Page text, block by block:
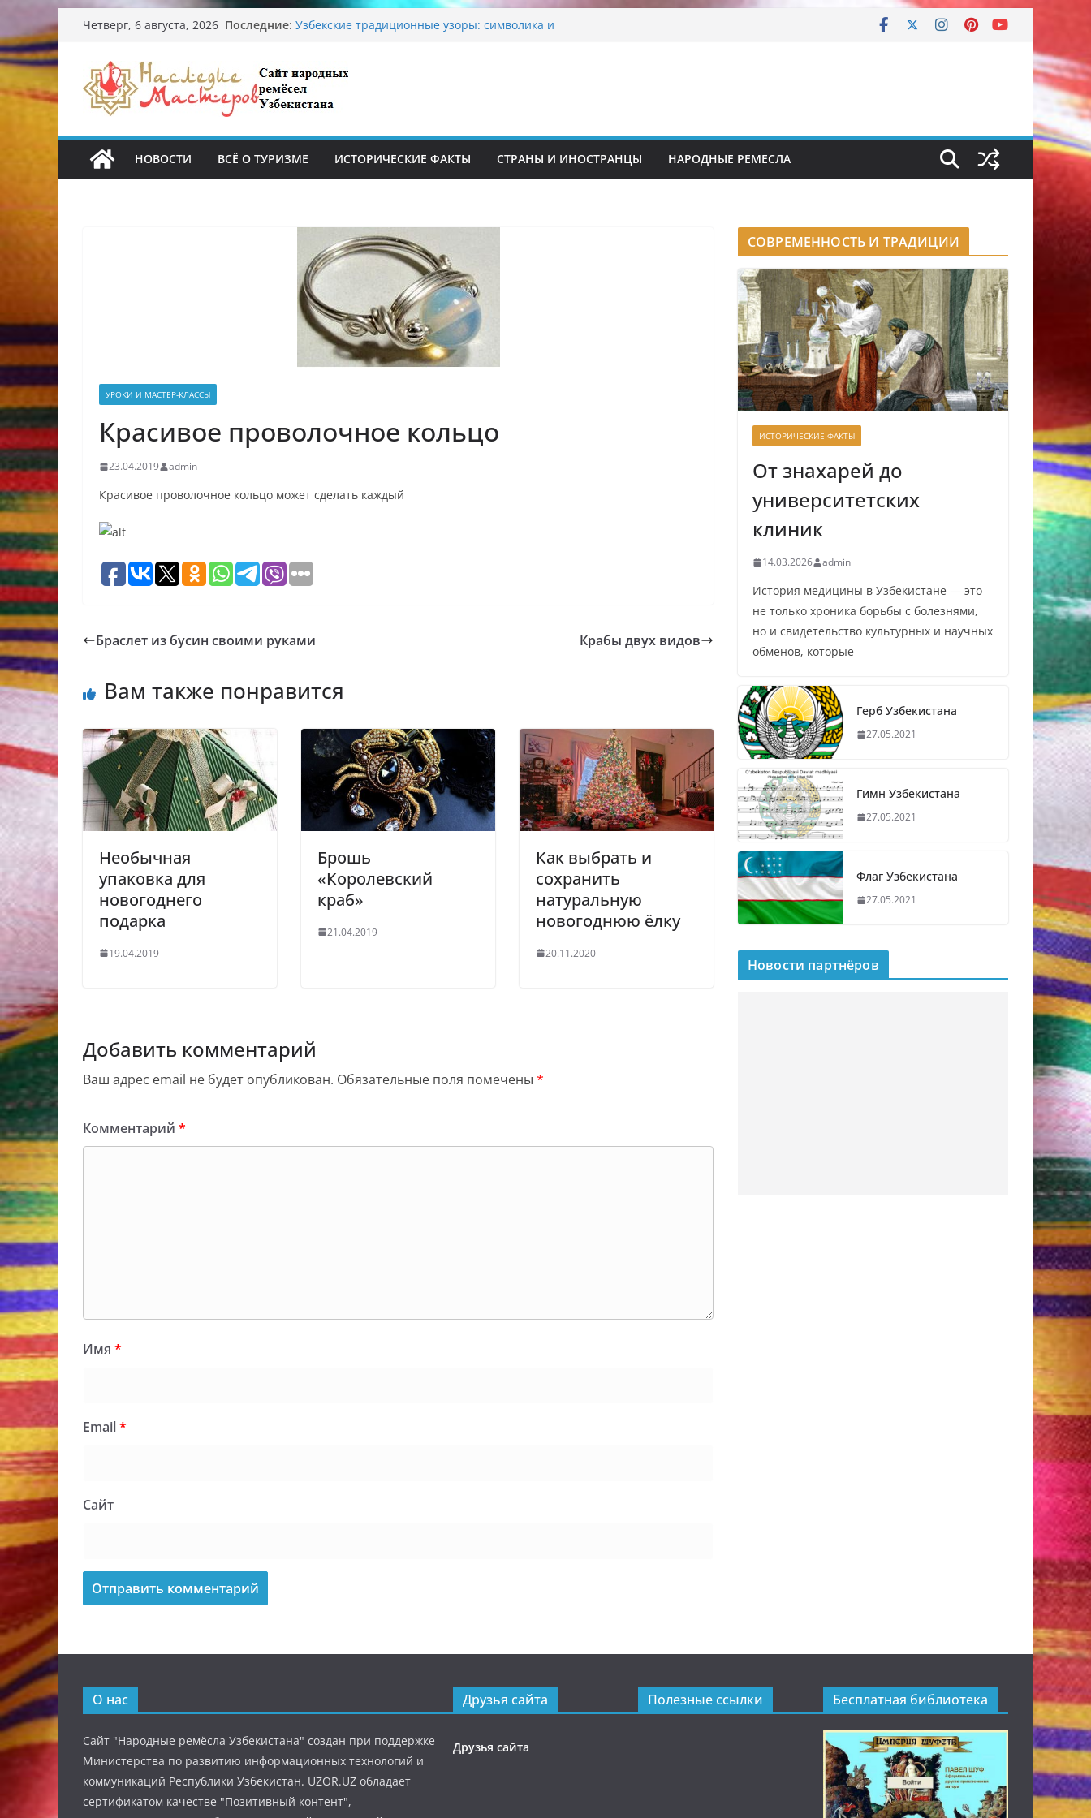
Перейти
к
содержимому
Четверг, 6 августа, 2026 Последние: Узбекские традиционные узоры: символика и
Опасная диета Алины Загитовой
От знахарей до университетских клиник
Обрушение на одном из ключевых перекрёстков
НОВОСТИ ВСЁ О ТУРИЗМЕ ИСТОРИЧЕСКИЕ ФАКТЫ СТРАНЫ И ИНОСТРАНЦЫ НАРОДНЫЕ РЕМЕСЛА
УРОКИ И МАСТЕР-КЛАССЫ
Красивое проволочное кольцо
23.04.2019 admin
Красивое проволочное кольцо может сделать каждый
Браслет из бусин своими руками Крабы двух видов
Вам также понравится
Необычная
упаковка для
новогоднего
подарка
19.04.2019
Брошь
«Королевский
краб»
21.04.2019
Как выбрать и
сохранить
натуральную
новогоднюю ёлку
20.11.2020
Добавить комментарий
Ваш адрес email не будет опубликован. Обязательные поля помечены *
Комментарий *
Имя *
Email*
Сайт
СОВРЕМЕННОСТЬ И ТРАДИЦИИ
ИСТОРИЧЕСКИЕ ФАКТЫ
От знахарей до
университетских
клиник
14.03.2026 admin
История медицины в Узбекистане — это
не только хроника борьбы с болезнями,
но и свидетельство культурных и научных
обменов, которые
Герб Узбекистана
27.05.2021
Гимн Узбекистана
27.05.2021
Флаг Узбекистана
27.05.2021
Новости партнёров
О нас
Сайт "Народные ремёсла Узбекистана" создан при поддержке
Министерства по развитию информационных технологий и
коммуникаций Республики Узбекистан. UZOR.UZ обладает
сертификатом качестве "Позитивный контент",
Друзья сайта
Друзья сайта
Полезные ссылки Бесплатная библиотека